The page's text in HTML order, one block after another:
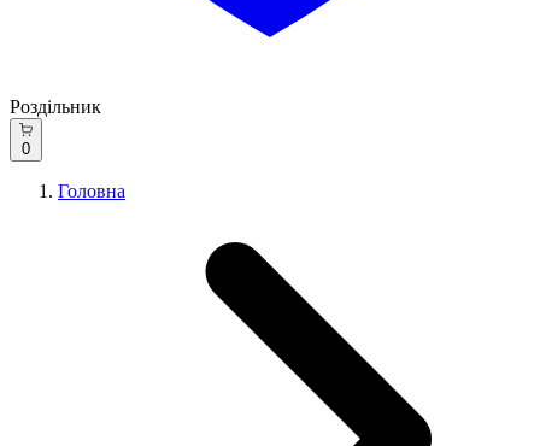
Роздільник
0
Головна